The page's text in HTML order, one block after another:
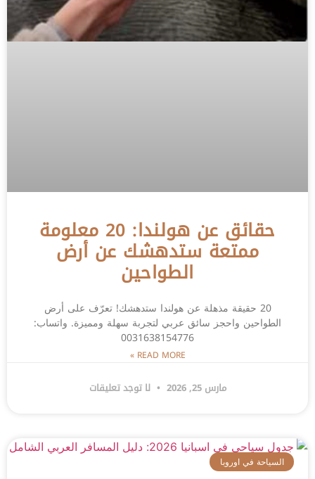
حقائق عن هولندا: 20 معلومة
ممتعة ستدهشك عن أرض
الطواحين
20 حقيقة مذهلة عن هولندا ستدهشك! تعرّف على أرض
الطواحين واحجز سائق عربي لتجربة سهلة ومميزة. واتساب:
0031638154776
READ MORE »
مارس 25, 2026 لا توجد تعليقات
السياحة في اوروبا